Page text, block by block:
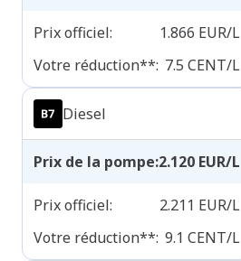
Prix officiel: 1.866 EUR/L
Votre réduction**: 7.5 CENT/L
Diesel
Prix de la pompe:2.120 EUR/L
Prix officiel: 2.211 EUR/L
Votre réduction**: 9.1 CENT/L